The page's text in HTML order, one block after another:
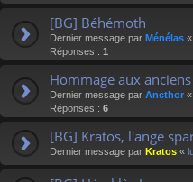
[BG] Béhémoth
Dernier message par Ménélas «
Réponses : 1
Hommage aux
Dernier message par Ancthor «
Réponses : 6
[BG] Kratos, l'ange
Dernier message par Kratos «